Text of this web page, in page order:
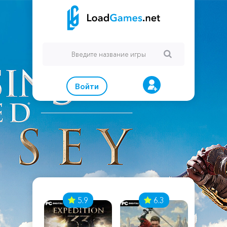
Войти
5.9 6.3